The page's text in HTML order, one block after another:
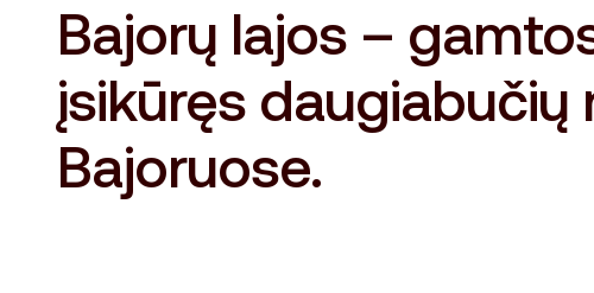
Bajorų lajos –
įsikūręs daugiabučių
Bajoruose.